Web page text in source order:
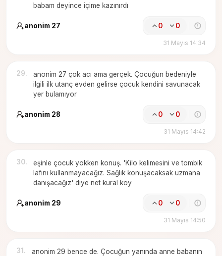
babam deyince içime kazınırdı
anonim 27 0 0
31 Mayıs 14:34
29.
anonim 27 çok acı ama gerçek. Çocuğun bedeniyle
ilgili ilk utanç evden gelirse çocuk kendini savunacak
yer bulamıyor
anonim 28 0 0
31 Mayıs 14:42
30.
eşinle çocuk yokken konuş. 'Kilo kelimesini ve tombik
lafını kullanmayacağız. Sağlık konuşacaksak uzmana
danışacağız' diye net kural koy
anonim 29 0 0
31 Mayıs 14:50
31 .
anonim 29 bence de. Çocuğun yanında anne babanın